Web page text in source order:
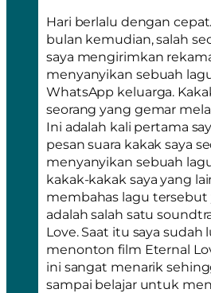
Hari berlalu dengan
bulan kemudian, salah
saya mengirimkan
menyanyikan sebuah
WhatsApp keluarga.
seorang yang gemar
Ini adalah kali pertama
pesan suara kakak saya
menyanyikan sebuah
kakak-kakak saya yang
membahas lagu tersebut
adalah salah satu
Love. Saat itu saya sudah
menonton film Eternal
ini sangat menarik
sampai belajar untuk